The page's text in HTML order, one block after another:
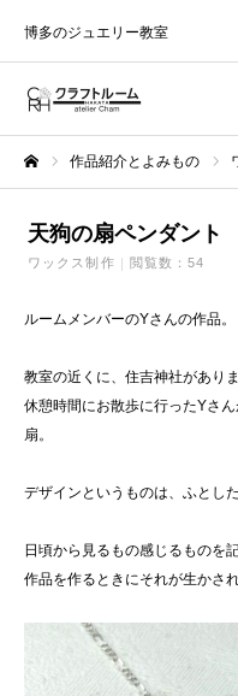
博多のジュエリー教室
作品紹介とよみもの
天狗の扇ペンダント
ワックス制作 閲覧数：54
ルームメンバーのYさんの作品。
教室の近くに、住吉神社がありま
休憩時間にお散歩に行ったYさ
扇。
デザインというものは、ふとし
日頃から見るもの感じるものを
作品を作るときにそれが生かされ